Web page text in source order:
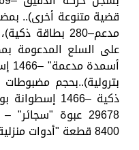
8400 قطعة "أدوات منزلية").. كان أبرزها الآتى: